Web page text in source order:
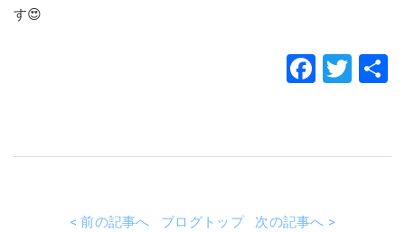
す😍
< 前の記事へ ブログトップ 次の記事へ >